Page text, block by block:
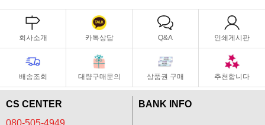
회사소개 카톡상담 Q&A 인쇄게시판
배송조회 대량구매문의 상품권 구매 추천합니다
CS CENTER
080-505-4949
BANK INFO